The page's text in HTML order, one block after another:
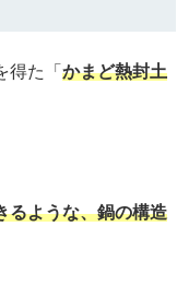
得た「 かまど熱封土
るような、鍋の構造